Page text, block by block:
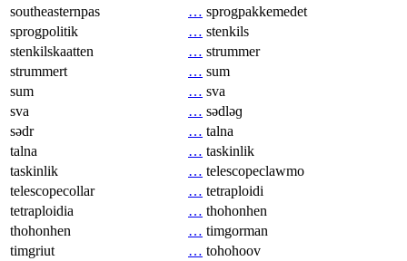
southeasternpas
… sprogpakkemedet
sprogpolitik
… stenkils
stenkilskaatten
… strummer
strummert
… sum
sum
… sva
sva
… sədləɡ
sədr
… talna
talna
… taskinlik
taskinlik
… telescopeclawmo
telescopecollar
… tetraploidi
tetraploidia
… thohonhen
thohonhen
… timgorman
timgriut
… tohohoov